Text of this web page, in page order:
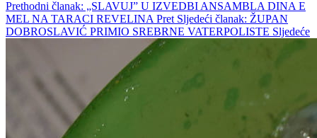
Prethodni članak: „SLAVUJ” U IZVEDBI ANSAMBLA DINA E
MEL NA TARACI REVELINA Pret Sljedeći članak: ŽUPAN
DOBROSLAVIĆ PRIMIO SREBRNE VATERPOLISTE Sljedeće